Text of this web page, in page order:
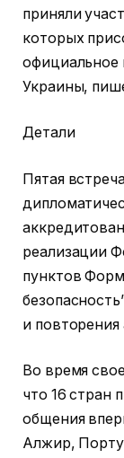
приняли
которых
официальное
Украины,
Детали
Пятая
реализации
пунктов
и повторения
Во время
что 16 стран
общения
Алжир,